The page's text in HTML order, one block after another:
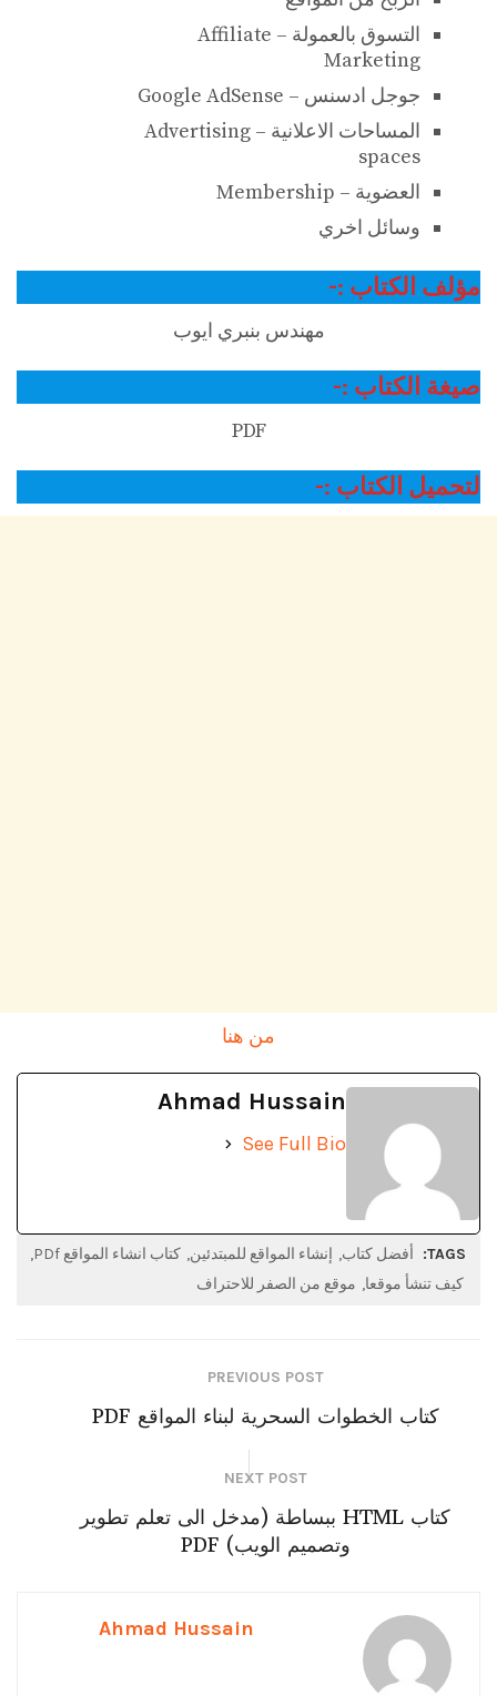
التسوق بالعمولة – Affiliate
Marketing
جوجل ادسنس – Google AdSense
المساحات الاعلانية – Advertising
spaces
العضوية – Membership
وسائل اخري
مؤلف الكتاب :-
مهندس بنبري ايوب
صيغة الكتاب :-
PDF
لتحميل الكتاب :-
من هنا
Ahmad Hussain
See Full Bio
TAGS: أفضل كتاب إنشاء المواقع للمبتدئين كتاب انشاء المواقع PDf
كيف تنشأ موقعا موقع من الصفر للاحتراف
PREVIOUS POST
كتاب الخطوات السحرية لبناء المواقع PDF
NEXT POST
كتاب HTML ببساطة (مدخل الى تعلم تطوير
وتصميم الويب) PDF
Ahmad Hussain